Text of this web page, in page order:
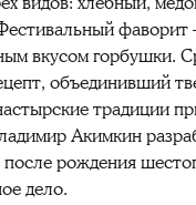
вкусом горбушки.
объединивший
традиции
Акимкин
рождения
дело.